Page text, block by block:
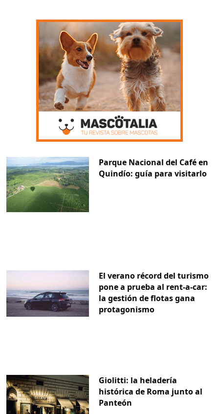
Parque Nacional del Café en
Quindío: guía para visitarlo
El verano récord del turismo
pone a prueba al rent-a-car:
la gestión de flotas gana
protagonismo
Giolitti: la heladería
histórica de Roma junto al
Panteón